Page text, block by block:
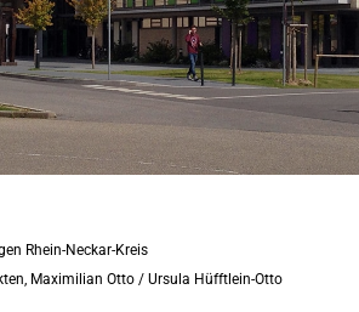
Rhein-Neckar-Kreis
Maximilian Otto / Ursula Hüfftlein-Otto